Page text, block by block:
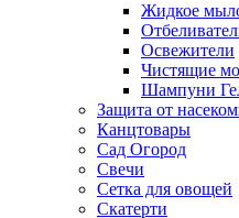
Жидкое
Освежители
Чистящие
Шампуни
Защита от
Канцтовары
Сад Огород
Свечи
Сетка для овощей
Скатерти